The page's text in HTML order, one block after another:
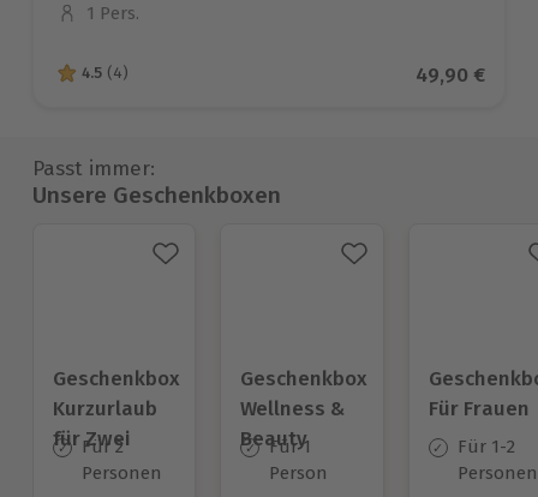
Anzahl der Teilnehmer
1 Pers.
4.5 von 5 Sternen basierend auf 4 Bewertungen
4.5 (4) Aktueller
49,90 €
Passt immer:
Unsere Geschenkboxen
Geschenkbox
Kurzurlaub
für Zwei
Für 2
Personen
Geschenkbox
Wellness &
Beauty
Für 1
Person
Für Frauen
Für 1-2
Personen